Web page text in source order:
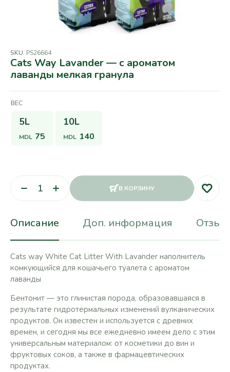
SKU: PS26664
Cats Way Lavander — с ароматом
лаванды мелкая гранула
ВЕС
5L
MDL 75
10L
MDL 140
В КОРЗИНУ
Описание Доп. информация
Cats way White Cat Litter With Lavander наполнитель
комкующийся для кошачьего туалета с ароматом
лаванды
Бентонит — это глинистая порода, образовавшаяся в
результате гидротермальных изменений вулканических
продуктов. Он известен и используется с древних
времен, и сегодня мы все ежедневно имеем дело с этим
универсальным материалом: от косметики до вин и
фруктовых соков, а также в фармацевтических
продуктах.